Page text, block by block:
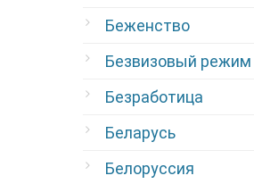
Беженство
Безвизовый режим
Безработица
Беларусь
Белоруссия